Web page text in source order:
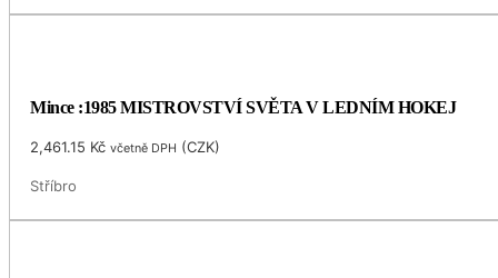
Mince :1985 MISTROVSTVÍ SVĚTA V LEDNÍM HOKEJ
2,461.15 Kč včetně DPH (CZK)
Stříbro